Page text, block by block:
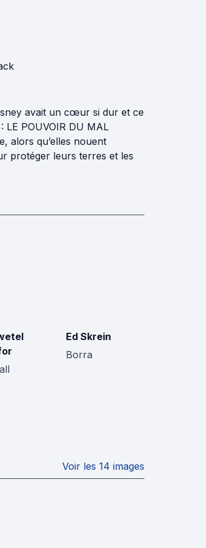
avait un cœur si dur et ce
LE POUVOIR DU MAL
alors qu’elles nouent
protéger leurs terres et les
Ed Skrein
Borra
Voir les 14 images